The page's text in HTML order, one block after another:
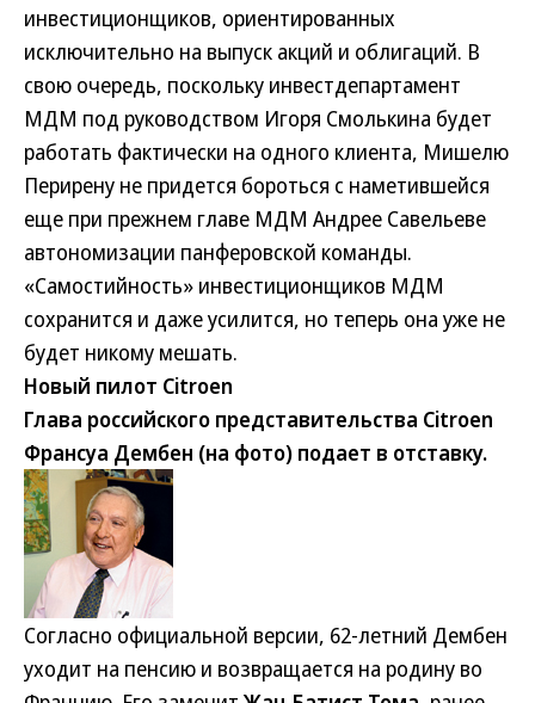
инвестиционщиков, ориентированных
исключительно на выпуск акций и облигаций. В
свою очередь, поскольку инвестдепартамент
МДМ под руководством Игоря Смолькина будет
работать фактически на одного клиента, Мишелю
Перирену не придется бороться с наметившейся
еще при прежнем главе МДМ Андрее Савельеве
автономизации панферовской команды.
«Самостийность» инвестиционщиков МДМ
сохранится и даже усилится, но теперь она уже не
будет никому мешать.
Новый пилот Citroen
Глава российского представительства Citroen
Франсуа Дембен (на фото) подает в отставку.
Согласно официальной версии, 62-летний Дембен
уходит на пенсию и возвращается на родину во